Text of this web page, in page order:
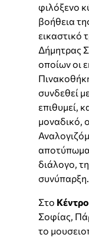
φιλόξενο
βοήθεια
εικαστικό
Δήμητρας
οποίων οι
συνδεθεί
επιθυμεί,
μοναδικό,
αποτύπωμα
διάλογο,
συνύπαρξη.
Στο
Σοφίας,
το